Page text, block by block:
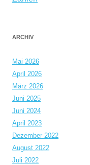
ARCHIV
Mai 2026
April 2026
März 2026
Juni 2025
Juni 2024
April 2023
Dezember 2022
August 2022
Juli 2022